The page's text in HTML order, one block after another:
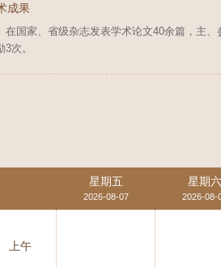
成果
在国家、省级杂志发表学术论文40余篇，主
3次。
星期五
2026-08-07
星期六
2026-08-
上午